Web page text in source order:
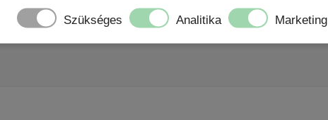
Szükséges Analitika Marketing